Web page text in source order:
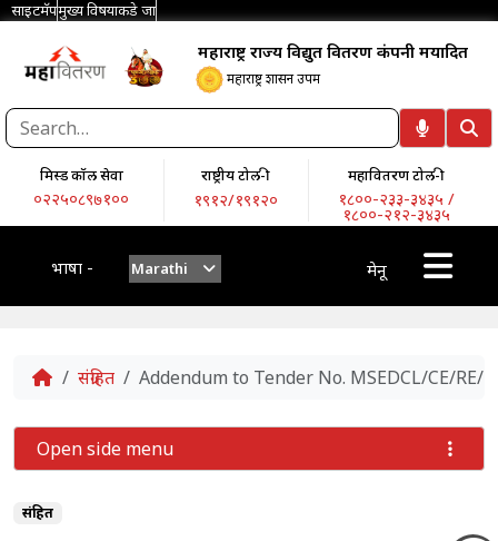
साइटमॅपमुख्य विषयाकडे जा
महाराष्ट्र राज्य विद्युत वितरण कंपनी मर्यादित
महाराष्ट्र शासन उपक्रम
मिस्ड कॉल सेवा
०२२५०८९७१००
राष्ट्रीय टोल-फ्री
१९१२/१९१२०
महावितरण टोल-फ्री
१८००-२३३-३४३५ /
१८००-२१२-३४३५
भाषा - Marathi मेनू
Home
संग्रहित Addendum to Tender No. MSEDCL/CE/
संग्रहित
Open side menu